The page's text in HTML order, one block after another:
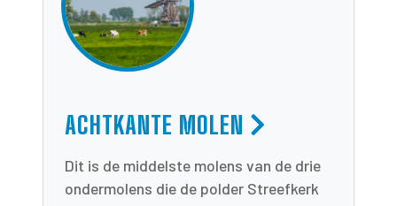
ACHTKANTE MOLEN
Dit is de middelste molens van de drie
ondermolens die de polder Streefkerk